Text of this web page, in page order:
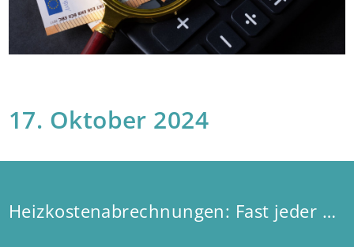
17. Oktober 2024
Heizkostenabrechnungen: Fast jeder Zweite muss nachzahlen